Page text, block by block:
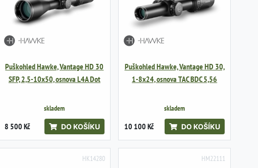
Puškohled Hawke, Vantage HD 30
SFP, 2,5-10x50, osnova L4A Dot
skladem
8 500 Kč DO KOŠÍKU
Puškohled Hawke, Vantage HD 30,
1-8x24, osnova TAC BDC 5,56
skladem
10 100 Kč DO KOŠÍKU
HK14280 HM22111